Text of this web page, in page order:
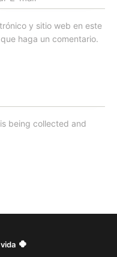
y sitio web en este
haga un comentario.
being collected and
🍀